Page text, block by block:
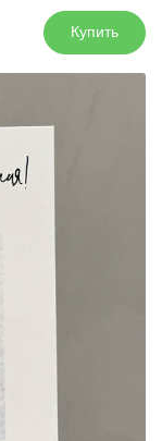
Купить